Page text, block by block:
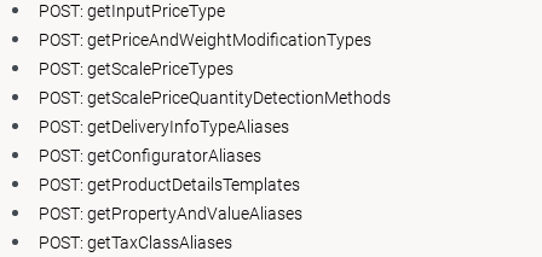
POST: getInputPriceType
POST: getPriceAndWeightModificationTypes
POST: getScalePriceTypes
POST: getScalePriceQuantityDetectionMethods
POST: getDeliveryInfoTypeAliases
POST: getConfiguratorAliases
POST: getProductDetailsTemplates
POST: getPropertyAndValueAliases
POST: getTaxClassAliases